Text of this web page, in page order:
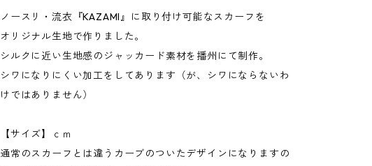
ノースリ・流衣『KAZAMI』に取り付け可能なスカーフを
オリジナル生地で作りました。
シルクに近い生地感のジャッカード素材を播州にて制作。
シワになりにくい加工をしてあります（が、シワにならないわ
けではありません）
【サイズ】ｃｍ
通常のスカーフとは違うカーブのついたデザインになりますの